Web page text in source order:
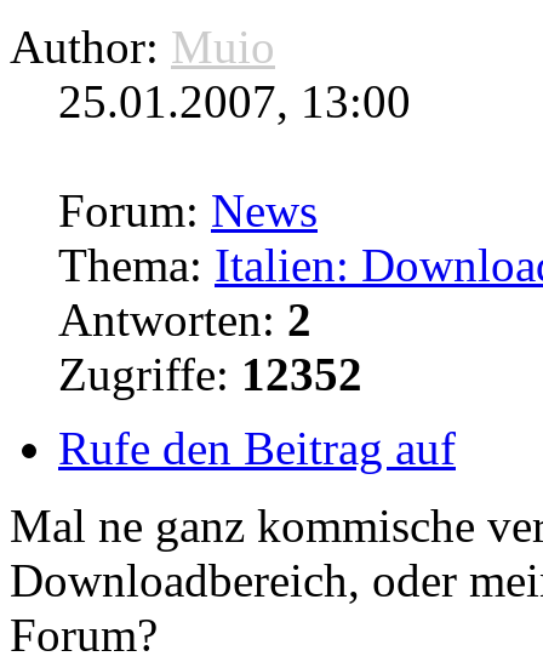
Author: Muio
25.01.2007, 13:00
Forum: News
Thema: Italien:
Antworten: 2
Zugriffe: 12352
Rufe den Beitrag auf
Mal ne ganz kommische
Downloadbereich, oder
Forum?